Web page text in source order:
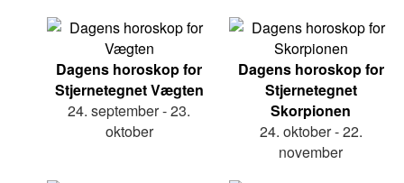
Dagens horoskop for
Stjernetegnet Vægten
24. september - 23.
oktober
Dagens horoskop for
Stjernetegnet
Skorpionen
24. oktober - 22.
november